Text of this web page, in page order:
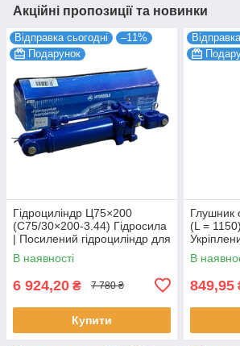
Акційні пропозиції та новинки
Відправка сьогодні
–11%
Подарунок
Гідроциліндр Ц75×200
(С75/30×200-3.44) Гідросила
| Посилений гідроциліндр для
МТЗ, ЮМЗ, Т-40
В наявності
6 924,20 ₴ 7 780 ₴
Купити
Глушник
(L =
В
849,95